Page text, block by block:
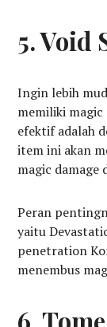
5. Void
Ingin lebih
memiliki
efektif adalah
item ini akan
magic damage
Peran
yaitu
penetration
menembus